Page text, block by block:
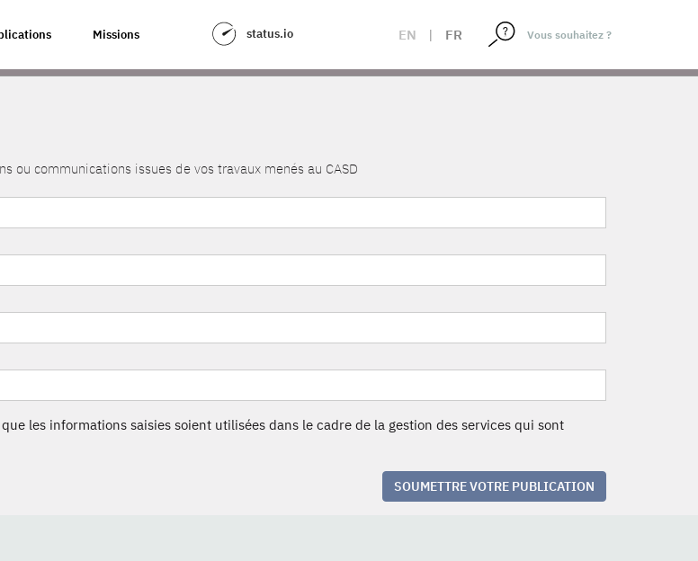
Missions status.io EN | FR
communications issues de vos travaux menés au CASD
les informations saisies soient utilisées dans le cadre de la gestion des services qui sont
SOUMETTRE VOTRE PUBLICATION